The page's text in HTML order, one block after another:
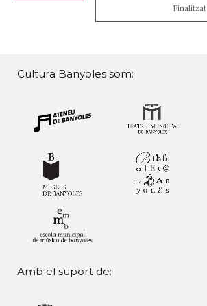
Finalitzat
Cultura Banyoles som:
Amb el suport de: